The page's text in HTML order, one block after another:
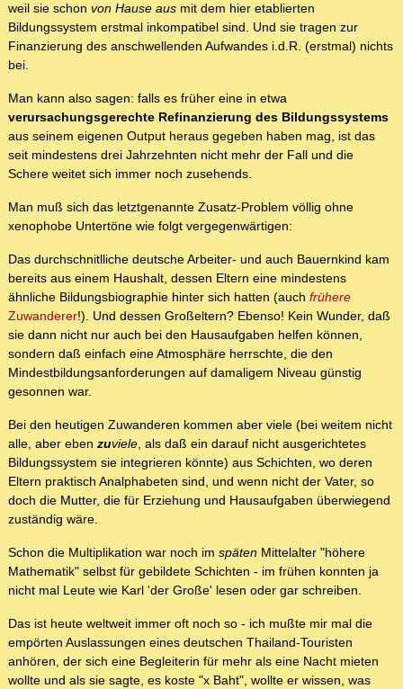
weil sie schon von Hause aus mit dem hier etablierten
Bildungssystem erstmal inkompatibel sind. Und sie tragen zur
Finanzierung des anschwellenden Aufwandes i.d.R. (erstmal) nichts
bei.
Man kann also sagen: falls es früher eine in etwa
verursachungsgerechte Refinanzierung des Bildungssystems
aus seinem eigenen Output heraus gegeben haben mag, ist das
seit mindestens drei Jahrzehnten nicht mehr der Fall und die
Schere weitet sich immer noch zusehends.
Man muß sich das letztgenannte Zusatz-Problem völlig ohne
xenophobe Untertöne wie folgt vergegenwärtigen:
Das durchschnitlliche deutsche Arbeiter- und auch Bauernkind kam
bereits aus einem Haushalt, dessen Eltern eine mindestens
ähnliche Bildungsbiographie hinter sich hatten (auch frühere
Zuwanderer!). Und dessen Großeltern? Ebenso! Kein Wunder, daß
sie dann nicht nur auch bei den Hausaufgaben helfen können,
sondern daß einfach eine Atmosphäre herrschte, die den
Mindestbildungsanforderungen auf damaligem Niveau günstig
gesonnen war.
Bei den heutigen Zuwanderen kommen aber viele (bei weitem nicht
alle, aber eben zuviele, als daß ein darauf nicht ausgerichtetes
Bildungssystem sie integrieren könnte) aus Schichten, wo deren
Eltern praktisch Analphabeten sind, und wenn nicht der Vater, so
doch die Mutter, die für Erziehung und Hausaufgaben überwiegend
zuständig wäre.
Schon die Multiplikation war noch im späten Mittelalter "höhere
Mathematik" selbst für gebildete Schichten - im frühen konnten ja
nicht mal Leute wie Karl 'der Große' lesen oder gar schreiben.
Das ist heute weltweit immer oft noch so - ich mußte mir mal die
empörten Auslassungen eines deutschen Thailand-Touristen
anhören, der sich eine Begleiterin für mehr als eine Nacht mieten
wollte und als sie sagte, es koste "x Baht", wollte er wissen, was